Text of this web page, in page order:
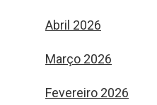
Abril 2026
Março 2026
Fevereiro 2026